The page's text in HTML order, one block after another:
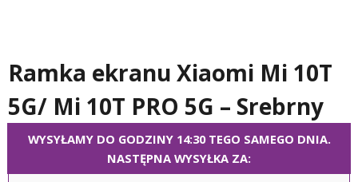
Ramka ekranu Xiaomi Mi 10T
5G/ Mi 10T PRO 5G – Srebrny
WYSYŁAMY DO GODZINY 14:30 TEGO SAMEGO DNIA.
NASTĘPNA WYSYŁKA ZA: